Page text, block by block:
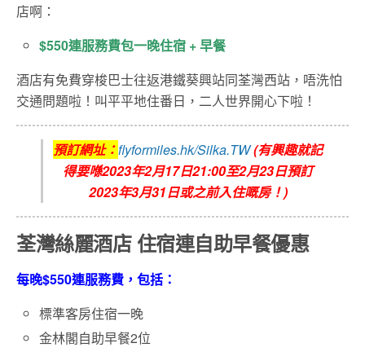
店啊：
$550連服務費包一晚住宿 + 早餐
酒店有免費穿梭巴士往返港鐵葵興站同荃灣西站，唔洗怕
交通問題啦！叫平平地住番日，二人世界開心下啦！
預訂網址：flyformiles.hk/Silka.TW(有興趣就記
得要喺2023年2月17日21:00至2月23日預訂
2023年3月31日或之前入住嘅房！)
荃灣絲麗酒店 住宿連自助早餐優惠
每晚$550連服務費，包括：
標準客房住宿一晚
金林閣自助早餐2位